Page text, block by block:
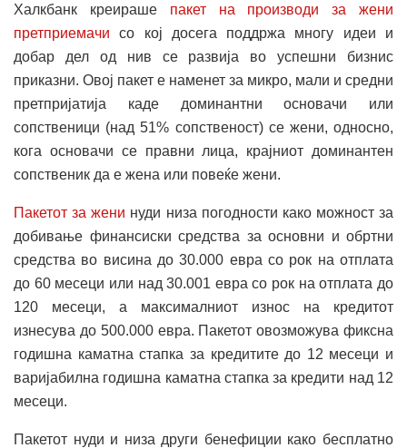
Халкбанк креираше пакет на производи за жени
претприемачи со кој досега поддржа многу идеи и
добар дел од нив се развија во успешни бизнис
приказни. Овој пакет е наменет за микро, мали и средни
претпријатија каде доминантни основачи или
сопственици (над 51% сопственост) се жени, односно,
кога основачи се правни лица, крајниот доминантен
сопственик да е жена или повеќе жени.
Пакетот за жени нуди низа погодности како можност за
добивање финансиски средства за основни и обртни
средства во висина до 30.000 евра со рок на отплата
до 60 месеци или над 30.001 евра со рок на отплата до
120 месеци, а максималниот износ на кредитот
изнесува до 500.000 евра. Пакетот овозможува фиксна
годишна каматна стапка за кредитите до 12 месеци и
варијабилна годишна каматна стапка за кредити над 12
месеци.
Пакетот нуди и низа други бенефиции како бесплатно